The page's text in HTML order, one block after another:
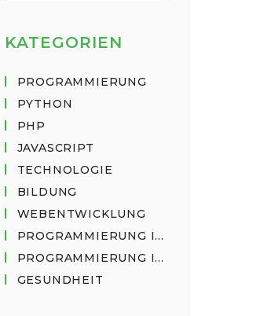
KATEGORIEN
PROGRAMMIERUNG
PYTHON
PHP
JAVASCRIPT
TECHNOLOGIE
BILDUNG
WEBENTWICKLUNG
PROGRAMMIERUNG IN PYTHON
PROGRAMMIERUNG IN JAVASCRIPT
GESUNDHEIT